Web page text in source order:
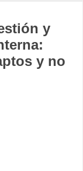
y
y no